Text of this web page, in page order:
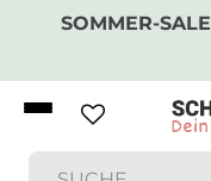
SOMMER-SALE